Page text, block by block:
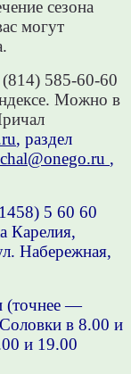
сезона
могут
585-60-60
Можно в
, раздел
,
5 60 60
Карелия,
Набережная,
(точнее —
в 8.00 и
и 19.00